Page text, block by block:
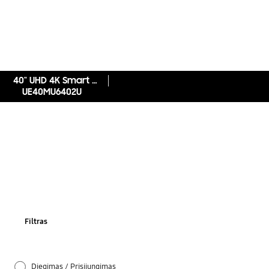
40" UHD 4K Smart TV MU6402 serija 6
UE40MU6402U
Filtras
Diegimas / Prisijungimas